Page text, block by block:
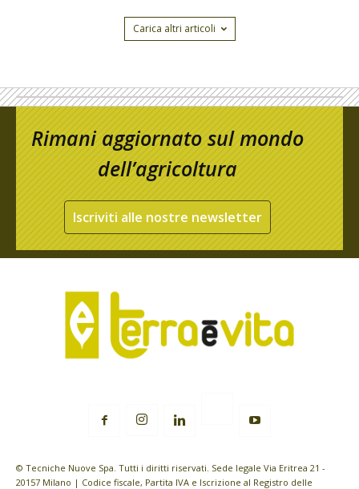
Carica altri articoli
Rimani aggiornato sul mondo
dell’agricoltura
Iscriviti alle nostre newsletter
© Tecniche Nuove Spa. Tutti i diritti riservati. Sede legale Via Eritrea 21 -
20157 Milano | Codice fiscale, Partita IVA e Iscrizione al Registro delle